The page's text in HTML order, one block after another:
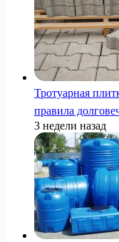
Тротуарная
правила
3 недели назад